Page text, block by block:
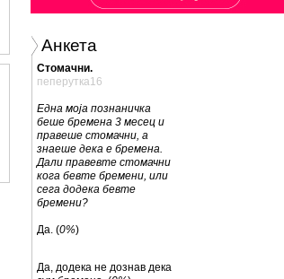
Анкета
Cтомачни.
пеперутка16
Една моја познаничка
беше бремена 3 месец и
правеше стомачни, а
знаеше дека е бремена.
Дали правевте стомачни
кога бевте бремени, или
сега додека бевте
бремени?
Да. (0%)
Да, додека не дознав дека